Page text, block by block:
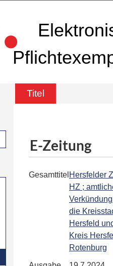
Titel
E-Zeitung
Gesamttitel Hersfelder
HZ ;
die
Hersfeld
Kreis
Rotenburg